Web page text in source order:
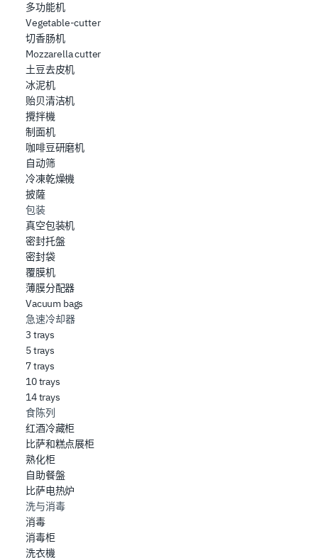
多功能机
Vegetable-cutter
切香肠机
Mozzarella cutter
土豆去皮机
冰泥机
贻贝清洁机
攪拌機
制面机
咖啡豆研磨机
自动筛
冷凍乾燥機
披薩
包装
真空包装机
密封托盤
密封袋
覆膜机
薄膜分配器
Vacuum bags
急速冷却器
3 trays
5 trays
7 trays
10 trays
14 trays
食陈列
红酒冷藏柜
比萨和糕点展柜
熟化柜
自助餐盤
比萨电热炉
洗与消毒
消毒
消毒柜
洗衣機